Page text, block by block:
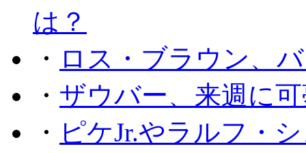
は？
・ ロス・ブラウン、
・ ザウバー、来週に
・ ピケJr.やラルフ・